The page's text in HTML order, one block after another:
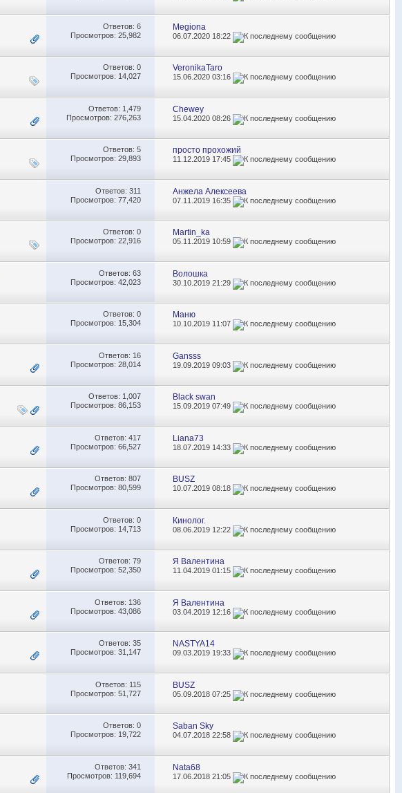
Ответов: 6
Просмотров: 25,982
Megiona
06.07.2020 18:22
Ответов: 0
Просмотров: 14,027
VeronikaTaro
15.06.202003:16
Ответов: 1,479
Просмотров: 276,263
Chewey
15.04.202008:26
Ответов: 5
Просмотров: 29,893
просто прохожий
11.12.2019 17:45
Ответов: 311
Просмотров: 77,420
Анжела Алексеева
07.11.2019 16:35
Ответов: 0
Просмотров: 22,916
Martin_ka
05.11.2019 10:59
Ответов: 63
Просмотров: 42,023
Волошка
30.10.201921:29
Ответов: 0
Просмотров: 15,304
Маню
10.10.201911:07
Ответов: 16
Просмотров: 28,014
Gansss
19.09.201909:03
Ответов: 1,007
Просмотров: 86,153
Black swan
15.09.201907:49
Ответов: 417
Просмотров: 66,527
Liana73
18.07.2019 14:33
Ответов: 807
Просмотров: 80,599
BUSZ
10.07.201908:18
Ответов: 0
Просмотров: 14,713
Кинолог.
08.06.2019 12:22
Ответов: 79
Просмотров: 52,350
Я Валентина
11.04.201901:15
Ответов: 136
Просмотров: 43,086
Я Валентина
03.04.2019 12:16
Ответов: 35
Просмотров: 31,147
NASTYA14
09.03.2019 19:33
Ответов: 115
Просмотров: 51,727
BUSZ
05.09.201807:25
Ответов: 0
Просмотров: 19,722
Saban Sky
04.07.201822:58
Ответов: 341
Просмотров: 119,694
Nata68
17.06.201821:05